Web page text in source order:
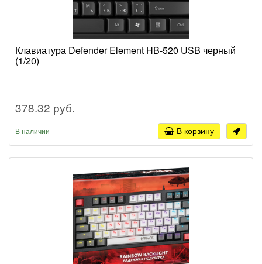
Клавиатура Defender Element HB-520 USB черный
(1/20)
378.32 руб.
В наличии В корзину